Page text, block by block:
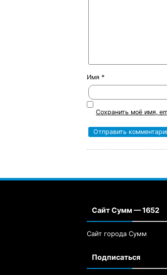
Имя *
Сохранить моё имя,
Сайт Сумм — 1652
Сайт города Сумм
Подписаться